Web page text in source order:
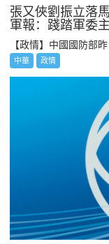
張又俠劉振立落
軍報：踐踏軍委
【政情】中國國防部
中華 政情